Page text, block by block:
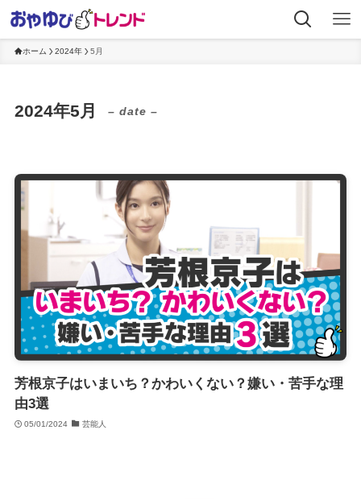
ホーム 2024年 5月
2024年5月 – date –
芳根京子はいまいち？かわいくない？嫌い・苦手な理
由3選
05/01/2024 芸能人